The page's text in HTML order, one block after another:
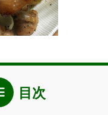
目次